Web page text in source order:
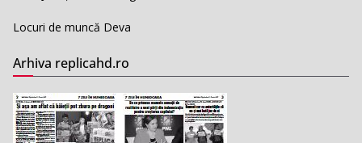
Locuri de muncă Deva
Arhiva replicahd.ro